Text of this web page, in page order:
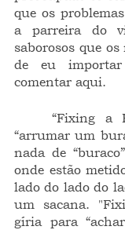
que os
a parreira do
saborosos que
de eu importar
comentar aqui.
“arrumar um
nada de
onde estão
lado do lado do
um sacana.
gíria para